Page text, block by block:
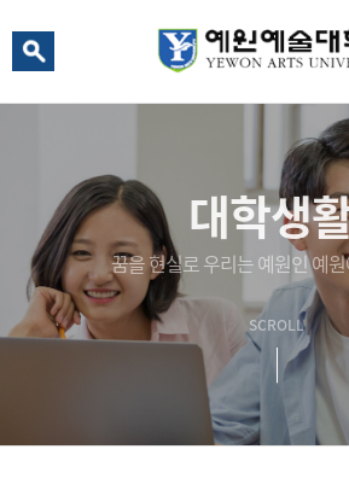
대학생
꿈을 현실로 우리는 예원인 예
SCROLL